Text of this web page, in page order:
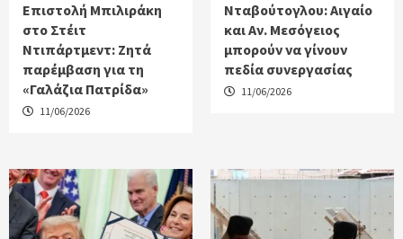
Επιστολή Μπιλιράκη
στο Στέιτ
Ντιπάρτμεντ: Ζητά
παρέμβαση για τη
«Γαλάζια Πατρίδα»
11/06/2026
Νταβούτογλου: Αιγαίο
και Αν. Μεσόγειος
μπορούν να γίνουν
πεδία συνεργασίας
11/06/2026